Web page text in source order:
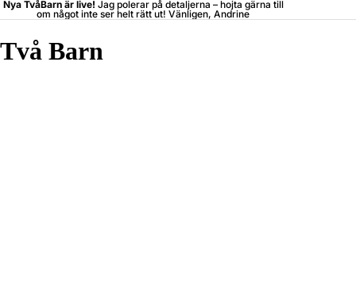
Nya TvåBarn är live! Jag polerar på detaljerna – hojta gärna till
om något inte ser helt rätt ut! Vänligen, Andrine
Två Barn